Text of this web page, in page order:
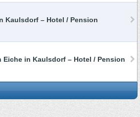
Kaulsdorf – Hotel / Pension
Eiche in Kaulsdorf – Hotel / Pension